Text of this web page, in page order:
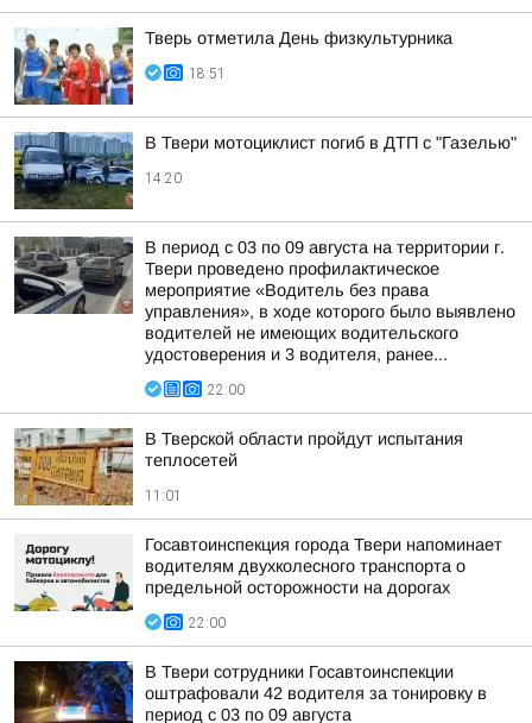
Тверь отметила День физкультурника
18:51
В Твери мотоциклист погиб в ДТП с "Газелью"
14:20
В период с 03 по 09 августа на территории г.
Твери проведено профилактическое
мероприятие «Водитель без права
управления», в ходе которого было выявлено
водителей не имеющих водительского
удостоверения и 3 водителя, ранее...
22:00
В Тверской области пройдут испытания
теплосетей
11:01
Госавтоинспекция города Твери напоминает
водителям двухколесного транспорта о
предельной осторожности на дорогах
22:00
В Твери сотрудники Госавтоинспекции
оштрафовали 42 водителя за тонировку в
период с 03 по 09 августа